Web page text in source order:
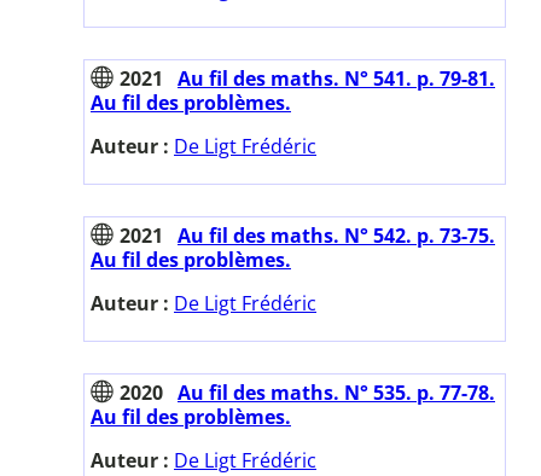
2021
Au fil des maths. N° 541. p. 79-81.
Au fil des problèmes.
Auteur : De Ligt Frédéric
2021
Au fil des maths. N° 542. p. 73-75.
Au fil des problèmes.
Auteur : De Ligt Frédéric
2020 Au fil des maths. N° 535. p. 77-78.
Au fil des problèmes.
Auteur : De Ligt Frédéric